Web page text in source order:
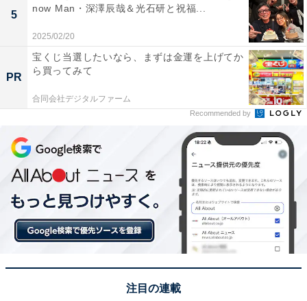
5
now Man・深澤辰哉＆光石研と祝福...
2025/02/20
PR
宝くじ当選したいなら、まずは金運を上げてか
ら買ってみて
合同会社デジタルファーム
Recommended by
注目の連載